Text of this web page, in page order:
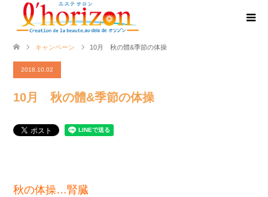
キャンペーン 10月 秋の體&季節の体操
2018.10.02
10月 秋の體&季節の体操
秋の体操…腎臓